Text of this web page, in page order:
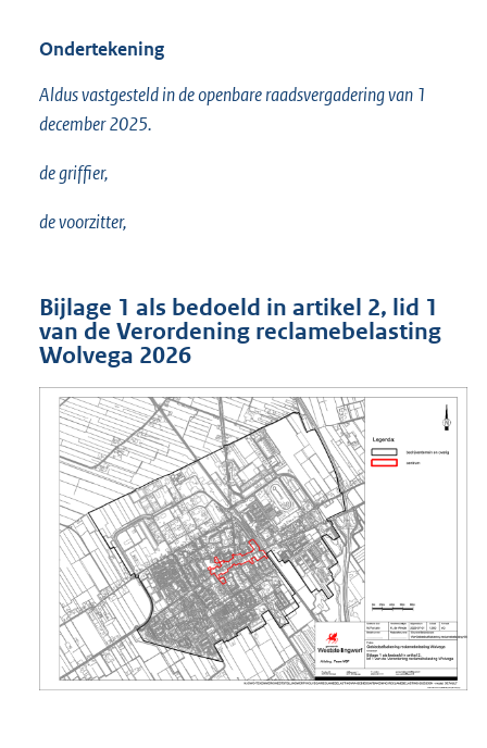
Ondertekening
Aldus vastgesteld in de openbare raadsvergadering van 1
december 2025.
de griffier,
de voorzitter,
Bijlage 1 als bedoeld in artikel 2, lid 1
van de Verordening reclamebelasting
Wolvega 2026